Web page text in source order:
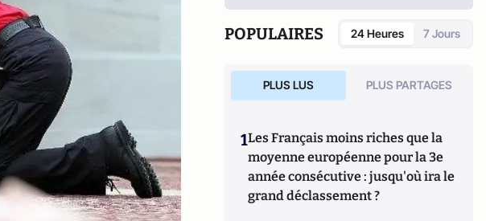
POPULAIRES 24 Heures 7 Jours
PLUS LUS PLUS PARTAGES
1Les Français moins riches que la
moyenne européenne pour la 3e
année consécutive : jusqu'où ira le
grand déclassement ?